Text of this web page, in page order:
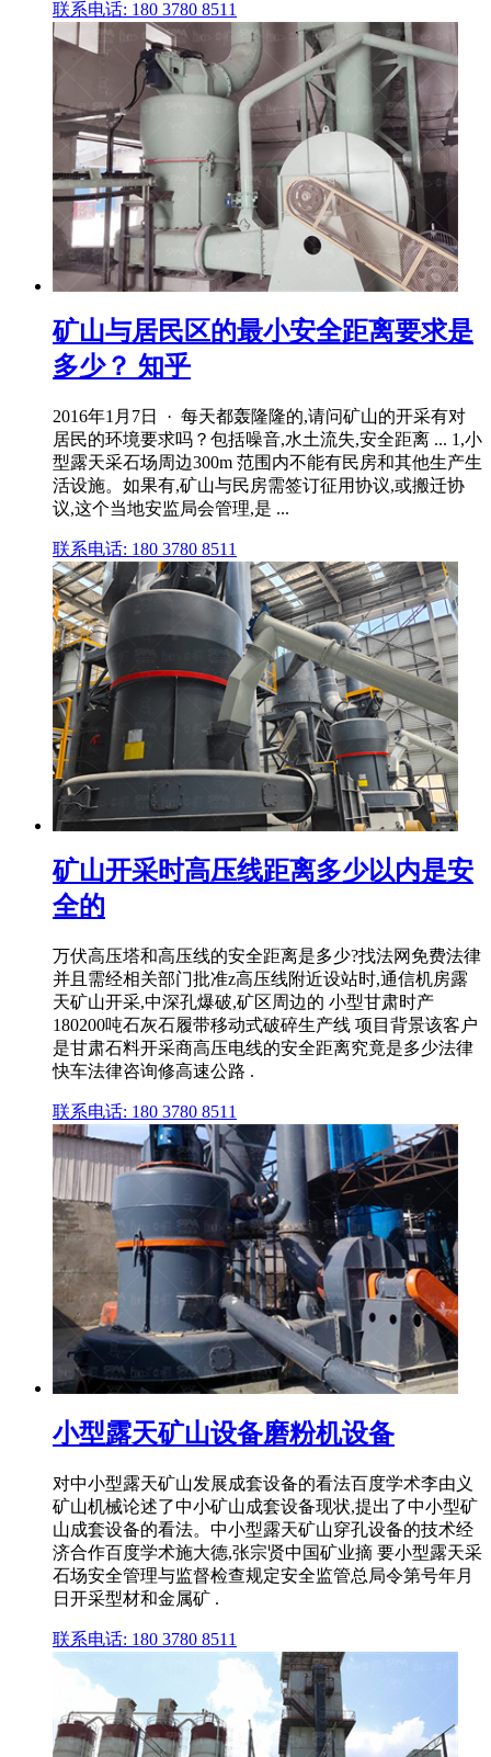
联系电话: 180 3780 8511
矿山与居民区的最小安全距离要求是
多少？ 知乎
2016年1月7日 · 每天都轰隆隆的,请问矿山的开采有对
居民的环境要求吗？包括噪音,水土流失,安全距离 ... 1,小
型露天采石场周边300m 范围内不能有民房和其他生产生
活设施。如果有,矿山与民房需签订征用协议,或搬迁协
议,这个当地安监局会管理,是 ...
联系电话: 180 3780 8511
矿山开采时高压线距离多少以内是安
全的
万伏高压塔和高压线的安全距离是多少?找法网免费法律
并且需经相关部门批准z高压线附近设站时,通信机房露
天矿山开采,中深孔爆破,矿区周边的 小型甘肃时产
180200吨石灰石履带移动式破碎生产线 项目背景该客户
是甘肃石料开采商高压电线的安全距离究竟是多少法律
快车法律咨询修高速公路 .
联系电话: 180 3780 8511
小型露天矿山设备磨粉机设备
对中小型露天矿山发展成套设备的看法百度学术李由义
矿山机械论述了中小矿山成套设备现状,提出了中小型矿
山成套设备的看法。中小型露天矿山穿孔设备的技术经
济合作百度学术施大德,张宗贤中国矿业摘 要小型露天采
石场安全管理与监督检查规定安全监管总局令第号年月
日开采型材和金属矿 .
联系电话: 180 3780 8511